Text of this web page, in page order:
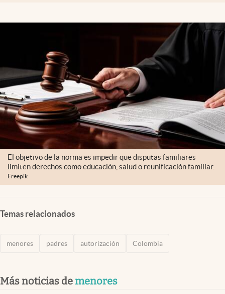
El objetivo de la norma es impedir que disputas familiares
limiten derechos como educación, salud o reunificación familiar.
Freepik
Temas relacionados
menores padres autorización Colombia
Más noticias demenores